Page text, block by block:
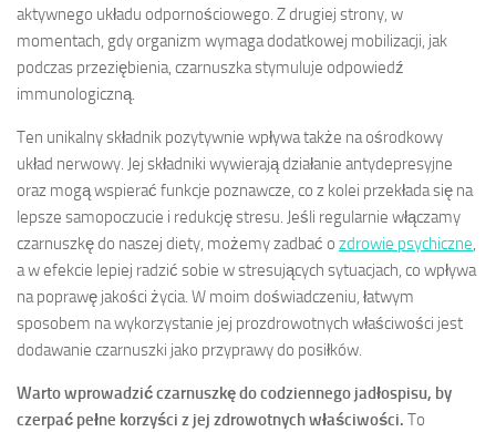
aktywnego układu odpornościowego. Z drugiej strony, w
momentach, gdy organizm wymaga dodatkowej mobilizacji, jak
podczas przeziębienia, czarnuszka stymuluje odpowiedź
immunologiczną.
Ten unikalny składnik pozytywnie wpływa także na ośrodkowy
układ nerwowy. Jej składniki wywierają działanie antydepresyjne
oraz mogą wspierać funkcje poznawcze, co z kolei przekłada się na
lepsze samopoczucie i redukcję stresu. Jeśli regularnie włączamy
czarnuszkę do naszej diety, możemy zadbać o zdrowie psychiczne,
a w efekcie lepiej radzić sobie w stresujących sytuacjach, co wpływa
na poprawę jakości życia. W moim doświadczeniu, łatwym
sposobem na wykorzystanie jej prozdrowotnych właściwości jest
dodawanie czarnuszki jako przyprawy do posiłków.
Warto wprowadzić czarnuszkę do codziennego jadłospisu, by
czerpać pełne korzyści z jej zdrowotnych właściwości. To